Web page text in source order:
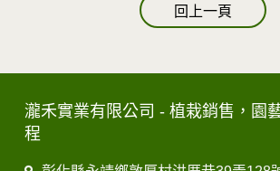
回上一頁
瀧禾實業有限公司 - 植栽銷售，園
程